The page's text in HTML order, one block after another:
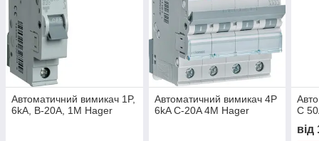
Автоматичний вимикач 1P,
6kA, B-20A, 1M Hager
Автоматичний вимикач 4P
6kA C-20A 4M Hager
C
від